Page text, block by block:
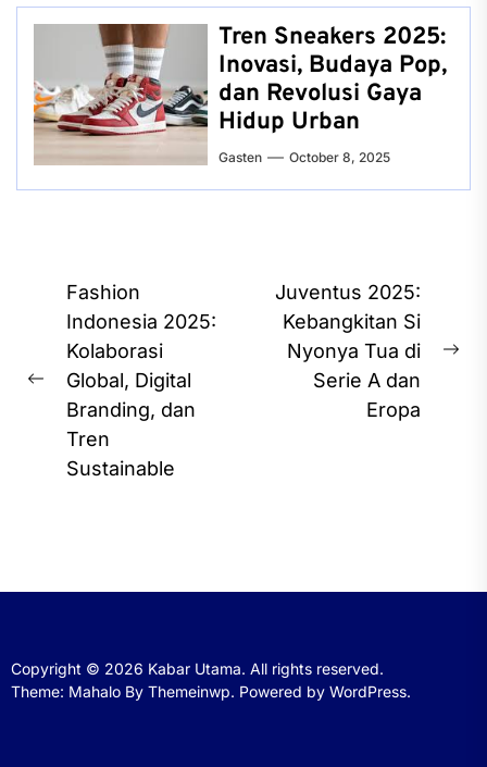
Tren Sneakers 2025:
Inovasi, Budaya Pop,
dan Revolusi Gaya
Hidup Urban
Gasten October 8, 2025
Post
navigation
Previous
post:
Fashion
Indonesia 2025:
Kolaborasi
Global, Digital
Branding, dan
Tren
Sustainable
Juventus 2025:
Kebangkitan Si
Nyonya Tua di
Serie A dan
Eropa
Copyright © 2026 Kabar Utama. All rights reserved.
Theme: Mahalo By Themeinwp. Powered by WordPress.